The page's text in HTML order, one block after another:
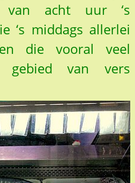
van acht uur ‘s
‘s middags allerlei
die vooral veel
van vers